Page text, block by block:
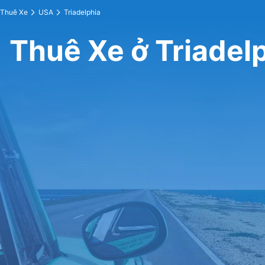
Thuê Xe USA Triadelphia
Thuê Xe ở